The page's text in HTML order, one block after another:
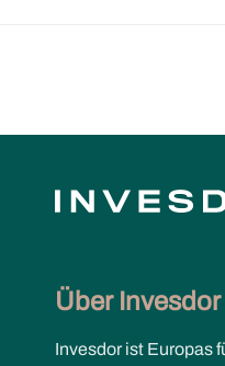
Über Invesdor
Invesdor ist Europas